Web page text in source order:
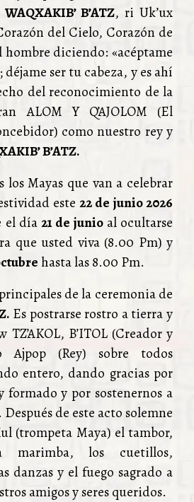
WAQXAKIB’ B’ATZ, ri Uk’ux
del Cielo, Corazón de
diciendo: «acéptame
ser tu cabeza, y es ahí
del reconocimiento de la
ALOM Y Q’AJOLOM (El
como nuestro rey y
B’ATZ.
los Mayas que van a celebrar
este22 de junio 2026
el día21 de junioal ocultarse
que usted viva (8.00 Pm) y
hasta las 8.00 Pm.
de la ceremonia de
Es postrarse rostro a tierra y
TZ’AKOL, B’ITOL (Creador y
Ajpop (Rey) sobre todos
entero, dando gracias por
formado y por sostenernos a
de este acto solemne
(trompeta Maya) el tambor,
los cuetillos,
danzas y el fuego sagrado a
amigos y seres queridos.